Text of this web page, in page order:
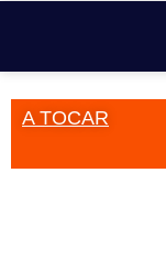
A TOCAR